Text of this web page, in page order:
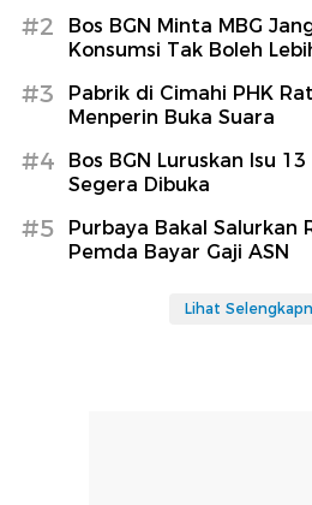
#2
Bos BGN Minta MBG
Konsumsi Tak Boleh
#3
Pabrik di Cimahi PHK
Menperin Buka Suara
#4
Bos BGN Luruskan Isu
Segera Dibuka
#5
Purbaya Bakal Salurkan
Pemda Bayar Gaji ASN
Lihat